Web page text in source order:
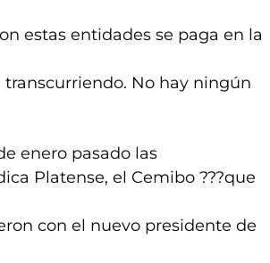
estas entidades se paga en la
No hay ningún
enero pasado las
Platense, el Cemibo ???que
con el nuevo presidente de